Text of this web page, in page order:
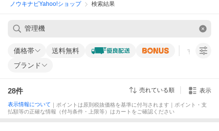
ノウキナビYahoo!ショップ 検索結果
価格帯 送料無料 すべての条
ブランド
28件 売れている順 表示
表示情報について ｜ポイントは原則税抜価格を基準に付与されます｜ポイント・支
払額等の正確な情報（付与条件・上限等）はカートをご確認ください